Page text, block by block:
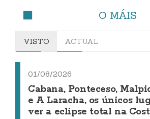
O MÁIS
VISTO ACTUAL
01/08/2026
Cabana, Ponteceso,
e A Laracha, os únicos
ver a eclipse total na